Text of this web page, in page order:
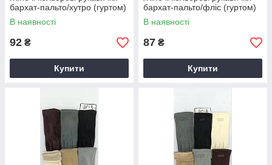
бархат-пальто/хутро (гуртом)
В наявності
92 ₴
Купити
бархат-пальто/фліс (гуртом)
В наявності
87 ₴
Купити